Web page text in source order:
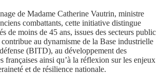
de Madame Catherine Vautrin, ministre
combattants, cette initiative distingue
de moins de 45 ans, issues des secteurs public
au dynamisme de la Base industrielle
(BITD), au développement des
françaises ainsi qu’à la réflexion sur les enjeux
et de résilience nationale.